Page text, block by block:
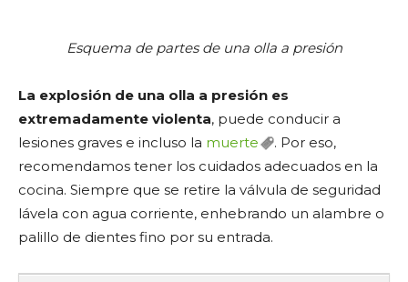
Esquema de partes de una olla a presión
La explosión de una olla a presión es
extremadamente violenta, puede conducir a
lesiones graves e incluso la muerte
. Por eso,
recomendamos tener los cuidados adecuados en la
cocina. Siempre que se retire la válvula de seguridad
lávela con agua corriente, enhebrando un alambre o
palillo de dientes fino por su entrada.